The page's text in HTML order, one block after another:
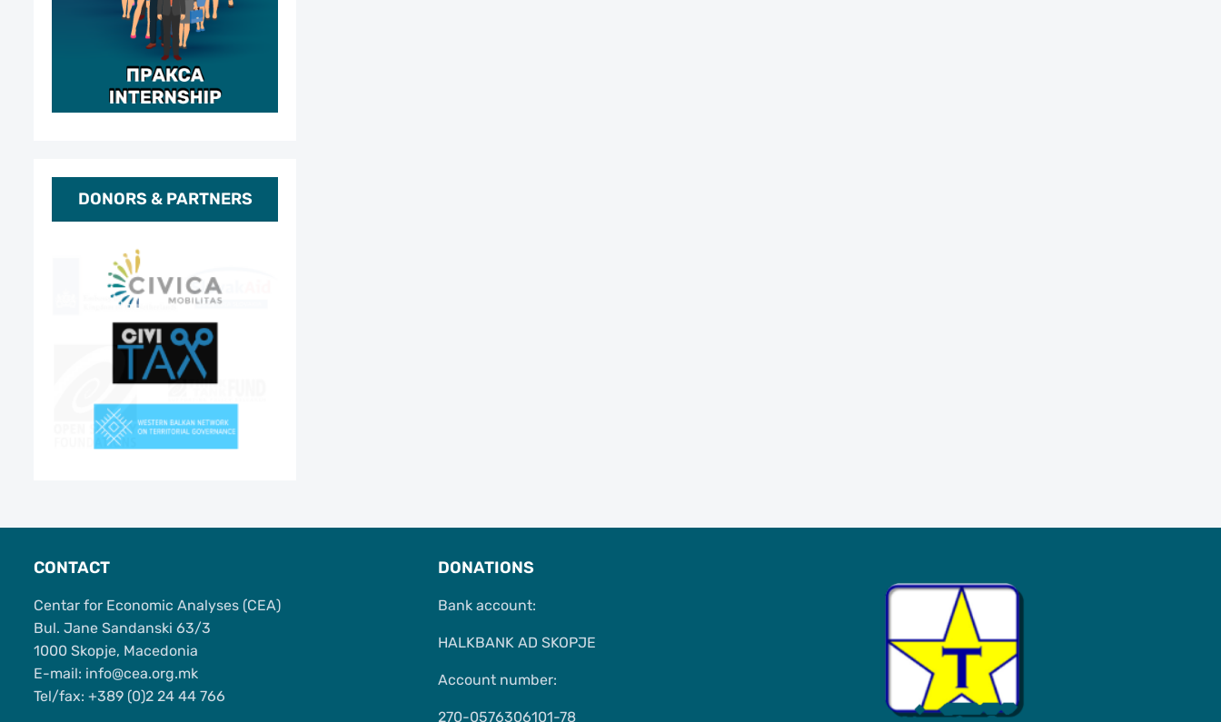
DONORS & PARTNERS
CONTACT
Centar for Economic Analyses (CEA)
Bul. Jane Sandanski 63/3
1000 Skopje, Macedonia
Е-mail: info@cea.org.mk
Tel/fax: +389 (0)2 24 44 766
DONATIONS
Bank account:
HALKBANK AD SKOPJE
Account number:
270-0576306101-78